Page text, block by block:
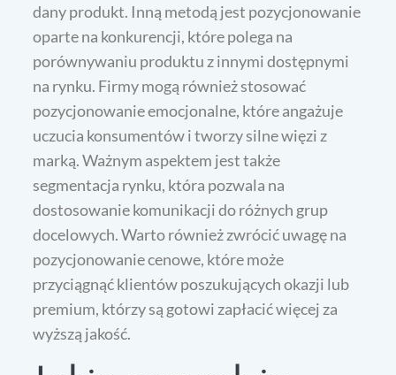
dany produkt. Inną metodą jest pozycjonowanie
oparte na konkurencji, które polega na
porównywaniu produktu z innymi dostępnymi
na rynku. Firmy mogą również stosować
pozycjonowanie emocjonalne, które angażuje
uczucia konsumentów i tworzy silne więzi z
marką. Ważnym aspektem jest także
segmentacja rynku, która pozwala na
dostosowanie komunikacji do różnych grup
docelowych. Warto również zwrócić uwagę na
pozycjonowanie cenowe, które może
przyciągnąć klientów poszukujących okazji lub
premium, którzy są gotowi zapłacić więcej za
wyższą jakość.